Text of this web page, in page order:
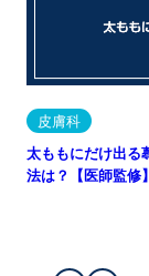
皮膚科
太ももにだけ出る
法は？【医師監修】